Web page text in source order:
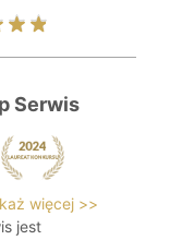
Serwis
więcej >>
jest